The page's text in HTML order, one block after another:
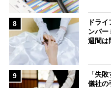
8
ドラ
ンバ
週間
9
「失
儀社の